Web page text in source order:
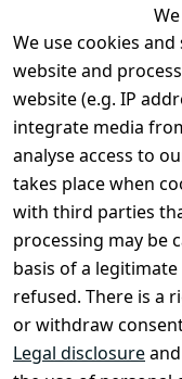
We use cookies
website and
website (e.g. IP
integrate media
analyse access to
takes place when
with third parties
processing may be
basis of a
refused. There is a
or withdraw
Legal disclosure
Legal
Terms and
Conditions
Legal
disclosure
Privacy Policy
Declaration of
accessibility
Cancellation
rights